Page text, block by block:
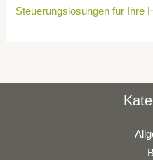
Steuerungslösungen für Ihre